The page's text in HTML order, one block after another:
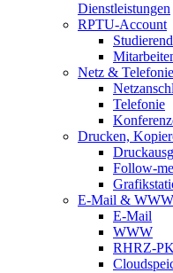
Dienstleistungen
RPTU-Account
Netz & Telefonie
Telefonie
Drucken,
Follow-me
E-Mail & WWW
E-Mail
WWW
RHRZ-